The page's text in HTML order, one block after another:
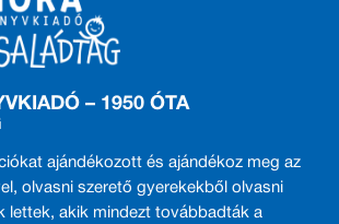
– 1950 ÓTA
ajándékozott és ajándékoz meg az
olvasni szerető gyerekekből olvasni
lettek, akik mindezt továbbadták a